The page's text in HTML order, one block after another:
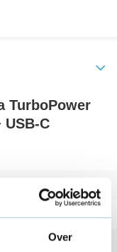
Over
TurboPower
USB-C